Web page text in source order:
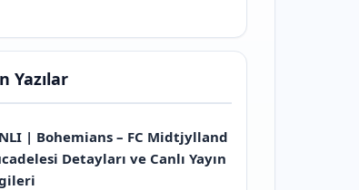
Yazılar
| Bohemians – FC Midtjylland
Detayları ve Canlı Yayın